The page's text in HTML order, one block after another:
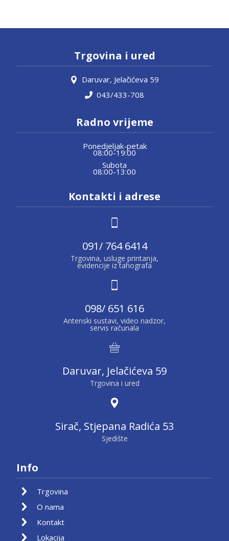
Trgovina i ured
Daruvar, Jelačićeva 59
043/433-708
Radno vrijeme
Ponedjeljak-petak
08:00-19:00
Subota
08:00-13:00
Kontakti i adrese
091/ 764 6414
Trgovina, usluge printanja,
evidencije iz tahografa
098/ 651 616
Antenski sustavi, video nadzor,
servis računala
Daruvar, Jelačićeva 59
Trgovina i ured
Sirač, Stjepana Radića 53
Sjedište
Info
Trgovina
O nama
Kontakt
Lokacija